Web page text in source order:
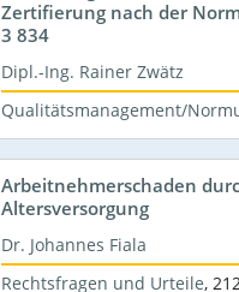
Zertifierung nach der
3 834
Dipl.-Ing. Rainer Zwätz
Qualitätsmanagement/
Arbeitnehmerschaden
Altersversorgung
Dr. Johannes Fiala
Rechtsfragen und Urteile,